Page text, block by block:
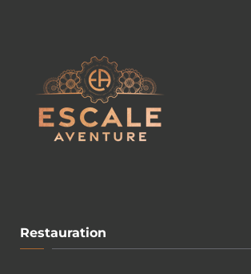
Restauration